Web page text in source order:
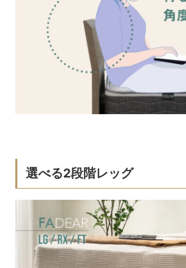
選べる2段階レッグ